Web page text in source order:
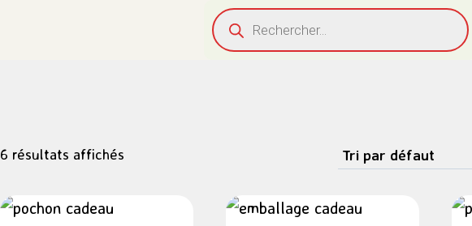
Recherche
de
produits
6 résultats affichés